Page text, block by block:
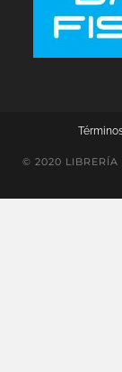
© 2020 LIBRERÍA